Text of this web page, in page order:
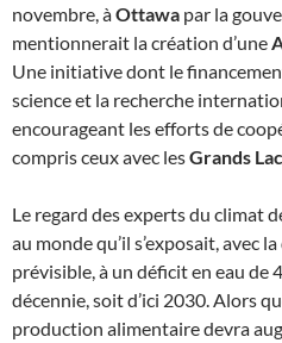
novembre, àOttawa par la
mentionnerait la création d’une
Une initiative dont le
science et la recherche
encourageant les efforts de
compris ceux avec lesGrands
Le regard des experts du climat
au monde qu’il s’exposait, avec
prévisible, à un déficit en eau de
décennie, soit d’ici 2030. Alors
production alimentaire devra